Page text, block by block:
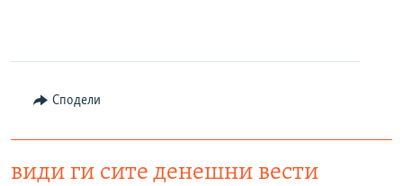
Сподели
види ги сите денешни вести